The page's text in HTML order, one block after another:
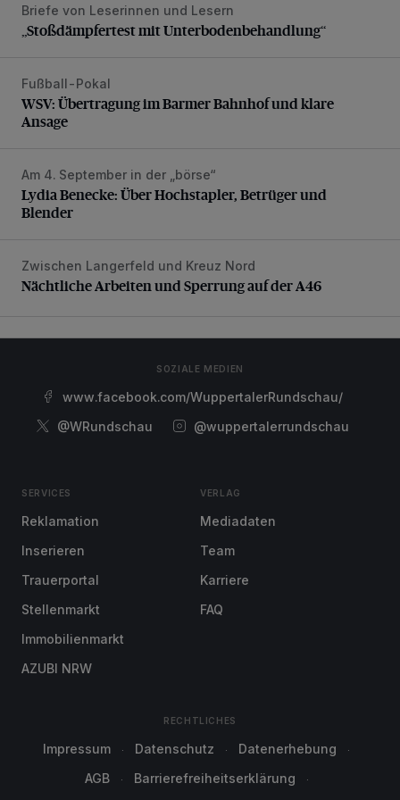
„Stoßdämpfertest mit Unterbodenbehandlung“
Briefe von Leserinnen und Lesern
„Stoßdämpfertest mit Unterbodenbehandlung“
WSV: Übertragung im Barmer Bahnhof und klare Ansage
Fußball-Pokal
WSV: Übertragung im Barmer Bahnhof und klare
Ansage
Lydia Benecke: Über Hochstapler, Betrüger und Blender
Am 4. September in der „börse“
Lydia Benecke: Über Hochstapler, Betrüger und
Blender
Nächtliche Arbeiten und Sperrung auf der A46
Zwischen Langerfeld und Kreuz Nord
Nächtliche Arbeiten und Sperrung auf der A46
SOZIALE MEDIEN
www.facebook.com/WuppertalerRundschau/
@WRundschau
@wuppertalerrundschau
SERVICES
Reklamation
Inserieren
Trauerportal
Stellenmarkt
Immobilienmarkt
AZUBI NRW
VERLAG
Mediadaten
Team
Karriere
FAQ
RECHTLICHES
Impressum Datenschutz
Datenerhebung
AGB
Barrierefreiheitserklärung